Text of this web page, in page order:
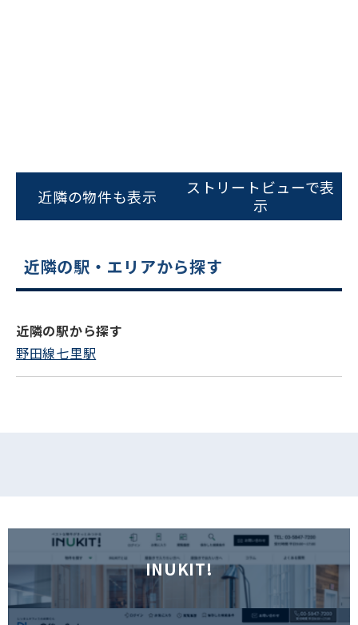
をお伝えいただくと
スムーズにご案内できます
平日 9:00〜18:00
近隣の物件も表示
ストリートビューで表
示
近隣の駅・エリアから探す
近隣の駅から探す
野田線七里駅
INUKIT!